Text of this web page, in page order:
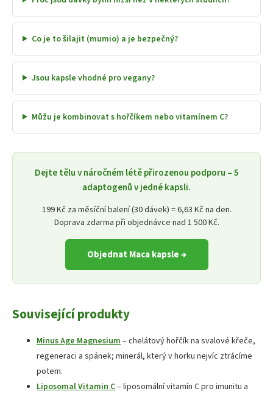
Co je to šilajit (mumio) a je bezpečný?
Jsou kapsle vhodné pro vegany?
Můžu je kombinovat s hořčíkem nebo vitamínem C?
Dejte tělu v náročném létě přirozenou podporu – 5
adaptogenů v jedné kapsli.
199 Kč za měsíční balení (30 dávek) = 6,63 Kč na den.
Doprava zdarma při objednávce nad 1 500 Kč.
Objednat Maca kapsle →
Související produkty
Minus Age Magnesium– chelátový hořčík na svalové křeče,
regeneraci a spánek; minerál, který v horku nejvíc ztrácíme
potem.
Liposomal Vitamin C– liposomální vitamín C pro imunitu a